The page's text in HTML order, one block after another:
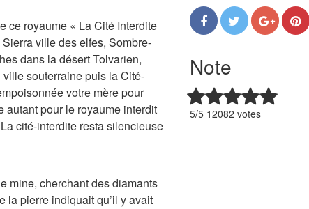
ce royaume « La Cité Interdite
ville des elfes, Sombre-
dans la désert Tolvarien,
ville souterraine puis la Cité-
votre mère pour
autant pour le royaume interdit
cité-interdite resta silencieuse
mine, cherchant des diamants
la pierre indiquait qu’il y avait
Note
5/5 12082 votes